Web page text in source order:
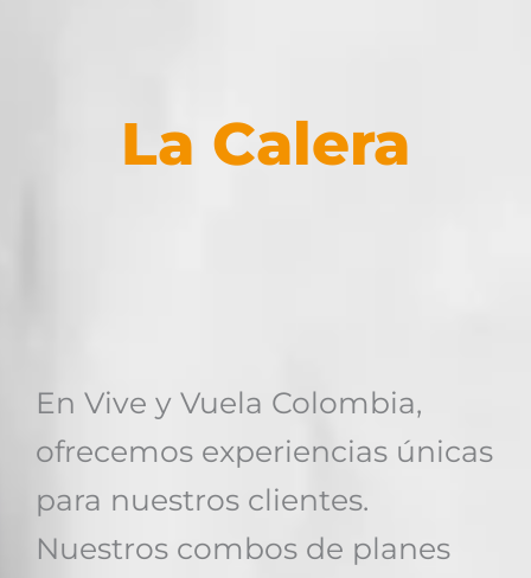
La Calera
En Vive y Vuela Colombia,
ofrecemos experiencias únicas
para nuestros clientes.
Nuestros combos de planes